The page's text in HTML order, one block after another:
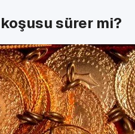
sürer mi?